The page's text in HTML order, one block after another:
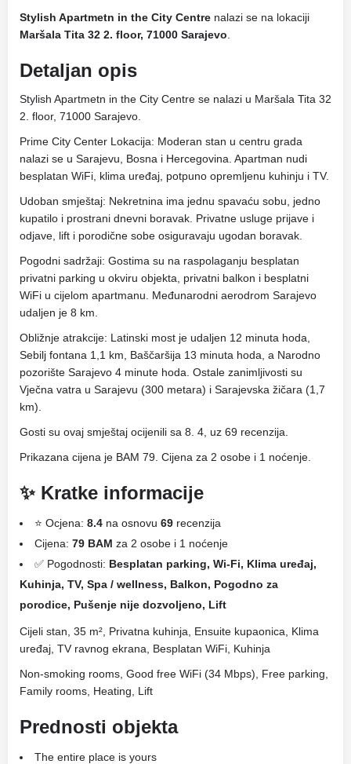
Stylish Apartmetn in the City Centre nalazi se na lokaciji
Maršala Tita 32 2. floor, 71000 Sarajevo
Detaljan opis
Stylish Apartmetn in the City Centre se nalazi u Maršala Tita 32
2. floor, 71000 Sarajevo.
Prime City Center Lokacija: Moderan stan u centru grada
nalazi se u Sarajevu, Bosna i Hercegovina. Apartman nudi
besplatan WiFi, klima uređaj, potpuno opremljenu kuhinju i TV.
Udoban smještaj: Nekretnina ima jednu spavaću sobu, jedno
kupatilo i prostrani dnevni boravak. Privatne usluge prijave i
odjave, lift i porodične sobe osiguravaju ugodan boravak.
Pogodni sadržaji: Gostima su na raspolaganju besplatan
privatni parking u okviru objekta, privatni balkon i besplatni
WiFi u cijelom apartmanu. Međunarodni aerodrom Sarajevo
udaljen je 8 km.
Obližnje atrakcije: Latinski most je udaljen 12 minuta hoda,
Sebilj fontana 1,1 km, Baščaršija 13 minuta hoda, a Narodno
pozorište Sarajevo 4 minute hoda. Ostale zanimljivosti su
Vječna vatra u Sarajevu (300 metara) i Sarajevska žičara (1,7
km).
Gosti su ovaj smještaj ocijenili sa 8. 4, uz 69 recenzija.
Prikazana cijena je BAM 79. Cijena za 2 osobe i 1 noćenje.
✨ Kratke informacije
⭐ Ocjena: 8.4 na osnovu 69 recenzija
Cijena: 79 BAM za 2 osobe i 1 noćenje
✅ Pogodnosti: Besplatan parking, Wi-Fi, Klima uređaj,
Kuhinja, TV, Spa / wellness, Balkon, Pogodno za
porodice, Pušenje nije dozvoljeno, Lift
Cijeli stan, 35 m², Privatna kuhinja, Ensuite kupaonica, Klima
uređaj, TV ravnog ekrana, Besplatan WiFi, Kuhinja
Non-smoking rooms, Good free WiFi (34 Mbps), Free parking,
Family rooms, Heating, Lift
Prednosti objekta
The entire place is yours